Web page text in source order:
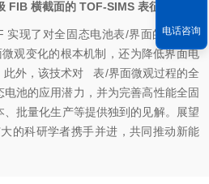
FIB 横截面的 TOF-SIMS 表征
实现了对全固态电池表/界面的快速表
观变化的根本机制，还为降低界面电
此外，该技术对 表/界面微观过程的全
的应用潜力，并为完善高性能全固
、批量化生产等提供独到的见解。展望
的科研学者携手并进，共同推动新能
电话咨询